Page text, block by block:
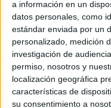
a información en un
datos personales, como
estándar enviada por un
personalizado, medición
investigación de
permiso, nosotros y
localización geográfica
características de
su consentimiento a
superado los 800
mercado más
de restaurantes,
Unidos y China. En
comida rápida de
queremos seguir
Nuestro ADN se